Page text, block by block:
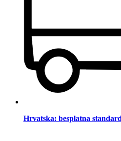
Hrvatska: besplatna